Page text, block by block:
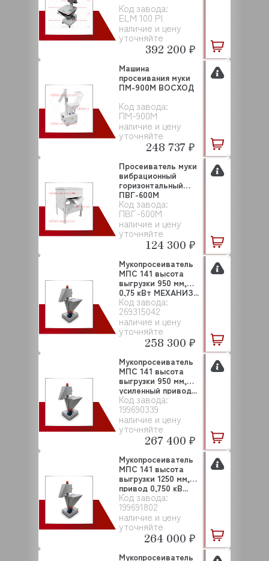
Код завода:
ELM 100 PI
наличие и цену
уточняйте
392 200 ₽
Код завода:
ПМ-900М
наличие и цену
уточняйте
Машина
просеивания муки
ПМ-900М ВОСХОД
248 737 ₽
Код завода:
ПВГ-600М
наличие и цену
уточняйте
Просеиватель муки
вибрационный
горизонтальный
ПВГ-600М
(В846.00.0...
124 300 ₽
Код завода:
269315042
наличие и цену
уточняйте
Мукопросеиватель
МПС 141 высота
выгрузки 950 мм,
0,75 кВт МЕХАНИЗ...
258 300 ₽
Код завода:
199690339
наличие и цену
уточняйте
Мукопросеиватель
МПС 141 высота
выгрузки 950 мм,
усиленный привод...
267 400 ₽
Код завода:
199691802
наличие и цену
уточняйте
Мукопросеиватель
МПС 141 высота
выгрузки 1250 мм,
привод 0,750 кВ...
264 000 ₽
Мукопросеиватель